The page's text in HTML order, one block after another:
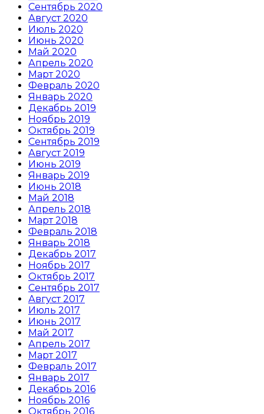
Сентябрь 2020
Август 2020
Июль 2020
Июнь 2020
Май 2020
Апрель 2020
Март 2020
Февраль 2020
Январь 2020
Декабрь 2019
Ноябрь 2019
Октябрь 2019
Сентябрь 2019
Август 2019
Июнь 2019
Январь 2019
Июнь 2018
Май 2018
Апрель 2018
Март 2018
Февраль 2018
Январь 2018
Декабрь 2017
Ноябрь 2017
Октябрь 2017
Сентябрь 2017
Август 2017
Июль 2017
Июнь 2017
Май 2017
Апрель 2017
Март 2017
Февраль 2017
Январь 2017
Декабрь 2016
Ноябрь 2016
Октябрь 2016